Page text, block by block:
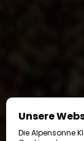
Unsere
Die Alpensonne